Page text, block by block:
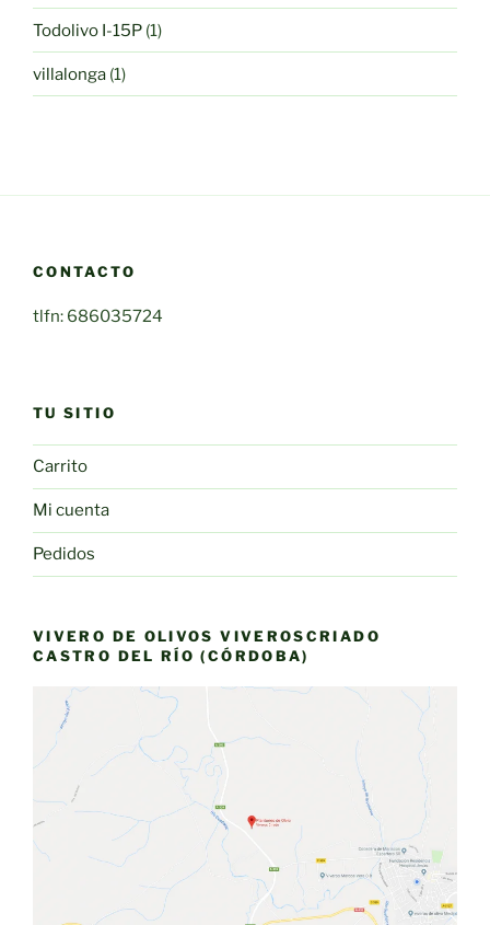
productos
Todolivo I-15P 11
producto
villalonga 11
producto
CONTACTO
tlfn: 686035724
TU SITIO
Carrito
Mi cuenta
Pedidos
VIVERO DE OLIVOS VIVEROSCRIADO
CASTRO DEL RÍO (CÓRDOBA)